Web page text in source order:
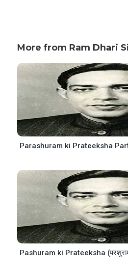
More from Ram Dhari